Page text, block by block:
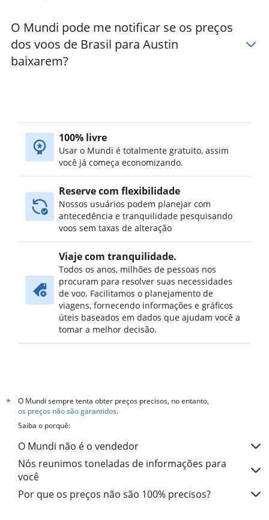
O Mundi pode me notificar se os preços
dos voos de Brasil para Austin
baixarem?
100% livre
Usar o Mundi é totalmente gratuito, assim
você já começa economizando.
Reserve com flexibilidade
Nossos usuários podem planejar com
antecedência e tranquilidade pesquisando
voos sem taxas de alteração
Viaje com tranquilidade.
Todos os anos, milhões de pessoas nos
procuram para resolver suas necessidades
de voo. Facilitamos o planejamento de
viagens, fornecendo informações e gráficos
úteis baseados em dados que ajudam você a
tomar a melhor decisão.
*
O Mundi sempre tenta obter preços precisos, no entanto,
os preços não são garantidos.
Saiba o porquê:
O Mundi não é o vendedor
Nós reunimos toneladas de informações para
você
Por que os preços não são 100% precisos?